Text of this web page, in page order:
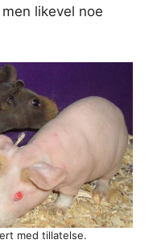
likevel noe
med tillatelse.